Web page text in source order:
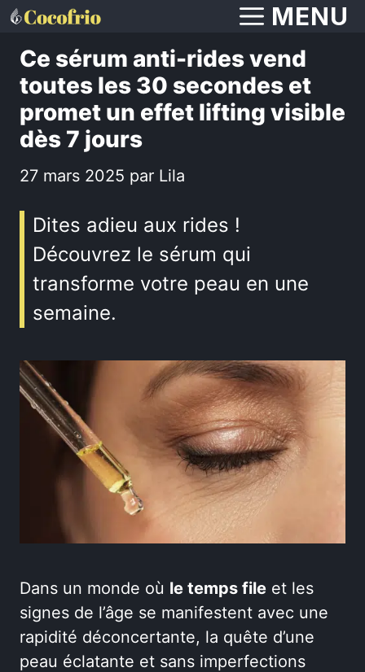
Aller
contenu
MENU
Ce sérum anti-rides vend
toutes les 30 secondes et
promet un effet lifting visible
dès 7 jours
27 mars 2025 par Lila
Dites adieu aux rides !
Découvrez le sérum qui
transforme votre peau en une
semaine.
Dans un monde où le temps file et les
signes de l’âge se manifestent avec une
rapidité déconcertante, la quête d’une
peau éclatante et sans imperfections